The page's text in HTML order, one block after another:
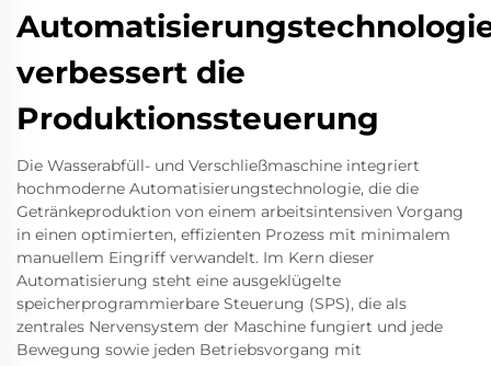
verbessert die
Produktionssteuerung
Die Wasserabfüll- und Verschließmaschine integriert
hochmoderne Automatisierungstechnologie, die die
Getränkeproduktion von einem arbeitsintensiven Vorgang
in einen optimierten, effizienten Prozess mit minimalem
manuellem Eingriff verwandelt. Im Kern dieser
Automatisierung steht eine ausgeklügelte
speicherprogrammierbare Steuerung (SPS), die als
zentrales Nervensystem der Maschine fungiert und jede
Bewegung sowie jeden Betriebsvorgang mit